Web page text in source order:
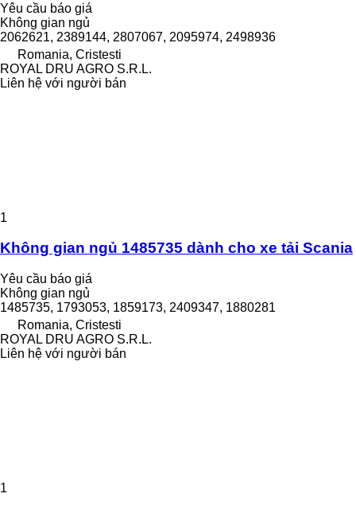
Yêu cầu báo giá
Không gian ngủ
2062621, 2389144, 2807067, 2095974, 2498936
Romania, Cristesti
ROYAL DRU AGRO S.R.L.
Liên hệ với người bán
1
Không gian ngủ 1485735 dành cho xe tải Scania
Yêu cầu báo giá
Không gian ngủ
1485735, 1793053, 1859173, 2409347, 1880281
Romania, Cristesti
ROYAL DRU AGRO S.R.L.
Liên hệ với người bán
1